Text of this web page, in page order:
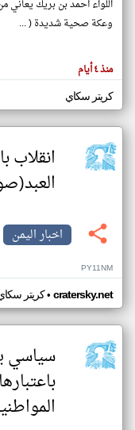
المقالات
الموجوده
هنا عن
وجهة
كاتبيها.
اللواء أحمد بن بريك يعاني
وعكة صحية شديدة ( ...
منذ ٤ أيام
كريتر سكاي
اخبار اليمن
PY11NM
كريتر• cratersky.net
سياسي